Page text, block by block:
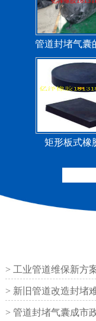
管道封堵气囊
项
矩形板式橡
圆形四氟板
> 工业管道维保新方
> 新旧管道改造封堵
> 管道封堵气囊成市